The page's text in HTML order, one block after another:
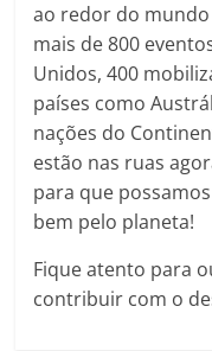
ao redor do
mais de 800
Unidos, 400
países como
nações do
estão nas ruas
para que
bem pelo planeta!
Fique atento para
contribuir com o